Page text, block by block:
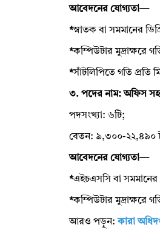
আবেদনের যোগ্যতা—
*স্নাতক বা সমমানের
*কম্পিউটার মুদ্রাক্ষরে
*সাঁটলিপিতে গতি প্রতি
৩. পদের নাম: অফিস
পদসংখ্যা: ৬টি;
বেতন: ৯,৩০০-২২,৪৯০
আবেদনের যোগ্যতা—
*এইচএসসি বা সমমানের
*কম্পিউটার মুদ্রাক্ষরে
আরও পড়ুন:কারা